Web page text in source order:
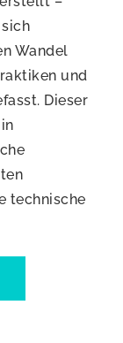
Wandel
und
Dieser
technische